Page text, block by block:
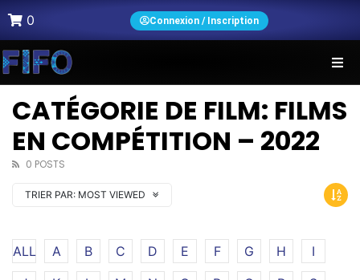
0 Connexion / Inscription
CATÉGORIE DE FILM: FILMS
EN COMPÉTITION – 2022
0 POSTS
TRIER PAR: MOST VIEWED
ALL A B C D E F G H
I